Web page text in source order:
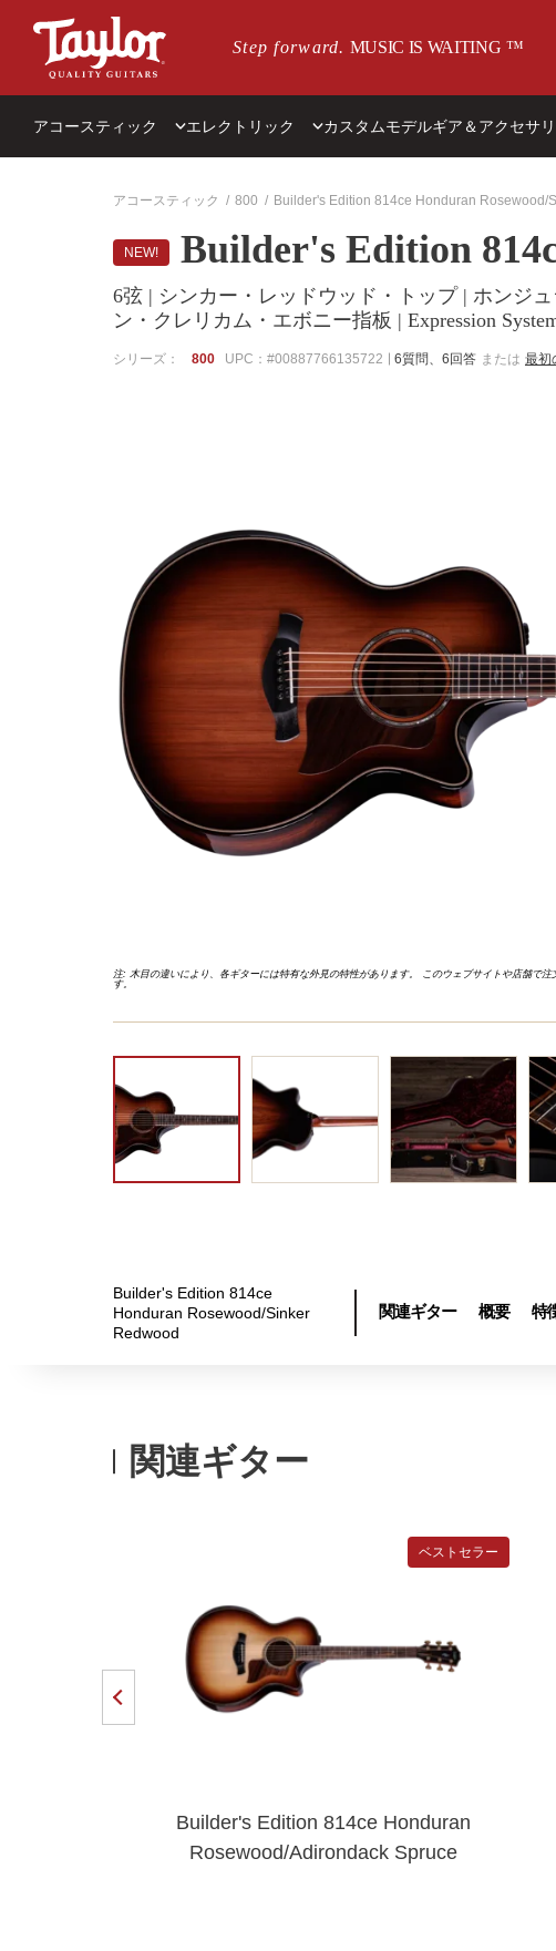
Step forward. MUSIC IS WAITING ™
アコースティック
Taylorのラインナップ
アコースティックNewモデル
アコースティックギターの特徴
すべて見る >
左利き用
トラベル / スモールサイズ
12弦
ナイロン弦
エレクトリック
T5z
すべて >
アコースティックギターとエレ
クトリックギター：ビギナー向
T5zエレクトリックギタ
ーについて
カスタムモデルギア＆アクセサ
ケア用品
ピック
各種パーツ
弦
チューナー
特集
Circa 74 Ampのご紹介
サステナビリティ
ブログ
Wood&Steel 物語
登録
アコースティック 800 Builder's Edition 814ce Honduran Rosewood/
NEW! Builder's Edition
6弦 | シンカー・レッドウッド・トップ | ホンジ
ン・クレリカム・エボニー指板 | Expression
シリーズ： 800 UPC：#00887766135722 6質問、6回答 または 最初
注: 木目の違いにより、各ギターには特有な外見の特性があります。 このウェブサイトや店舗で
す。
Builder's Edition 814ce
Honduran Rosewood/Sinker
Redwood
関連ギター 概要 特
関連ギター
ベストセラー
Builder's Edition 814ce Honduran
Rosewood/Adirondack Spruce